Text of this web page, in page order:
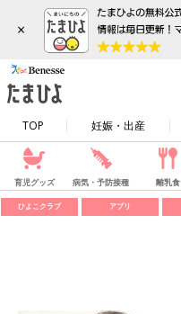
×
TOP 妊娠・出産
育児グッズ 病気・予防接種 離乳食
ひよこクラブ アプリ